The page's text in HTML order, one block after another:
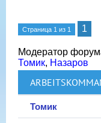
Страница 1 из 1 1
Модератор
Томик, Назаров
Томик